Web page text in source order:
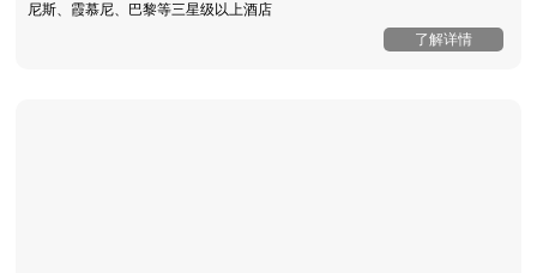
尼斯、霞慕尼、巴黎等三星级以上酒店
了解详情